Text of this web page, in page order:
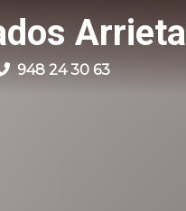
Arrieta
948 24 30 63